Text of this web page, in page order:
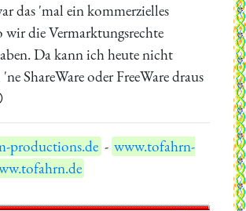
das 'mal ein kommerzielles
die Vermarktungsrechte
Da kann ich heute nicht
ShareWare oder FreeWare draus
productions.de - www.tofahrn-